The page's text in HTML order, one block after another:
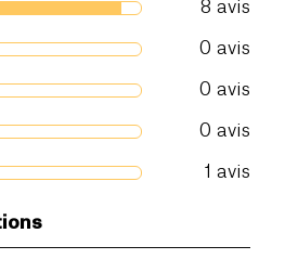
8 avis
0 avis
0 avis
0 avis
1 avis